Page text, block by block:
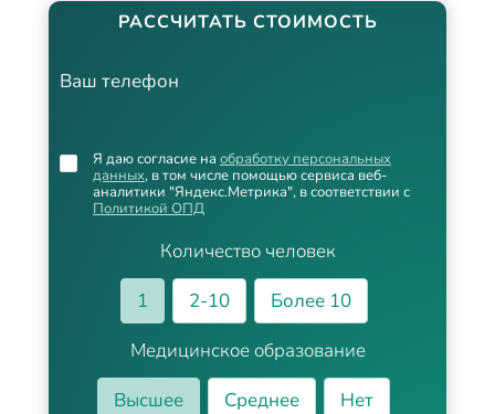
РАССЧИТАТЬ СТОИМОСТЬ
Ваш телефон
Количество человек
1
2-10
Более 10
Медицинское образование
Высшее
Среднее Нет
Я даю согласие на обработку персональных
данных, в том числе помощью сервиса веб-
аналитики "Яндекс.Метрика", в соответствии с
Политикой ОПД